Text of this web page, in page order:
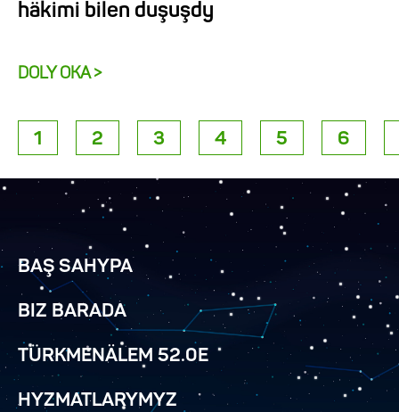
häkimi bilen duşuşdy
DOLY OKA >
1 2 3 4 5 6
BAŞ SAHYPA
BIZ BARADA
TÜRKMENÄLEM 52.0E
HYZMATLARYMYZ